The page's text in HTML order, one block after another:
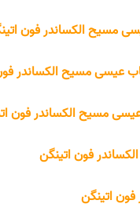
مسیح الکساندر فون
عیسی مسیح الکساندر
مسیح الکساندر فون
فون اتینگن
اتینگن